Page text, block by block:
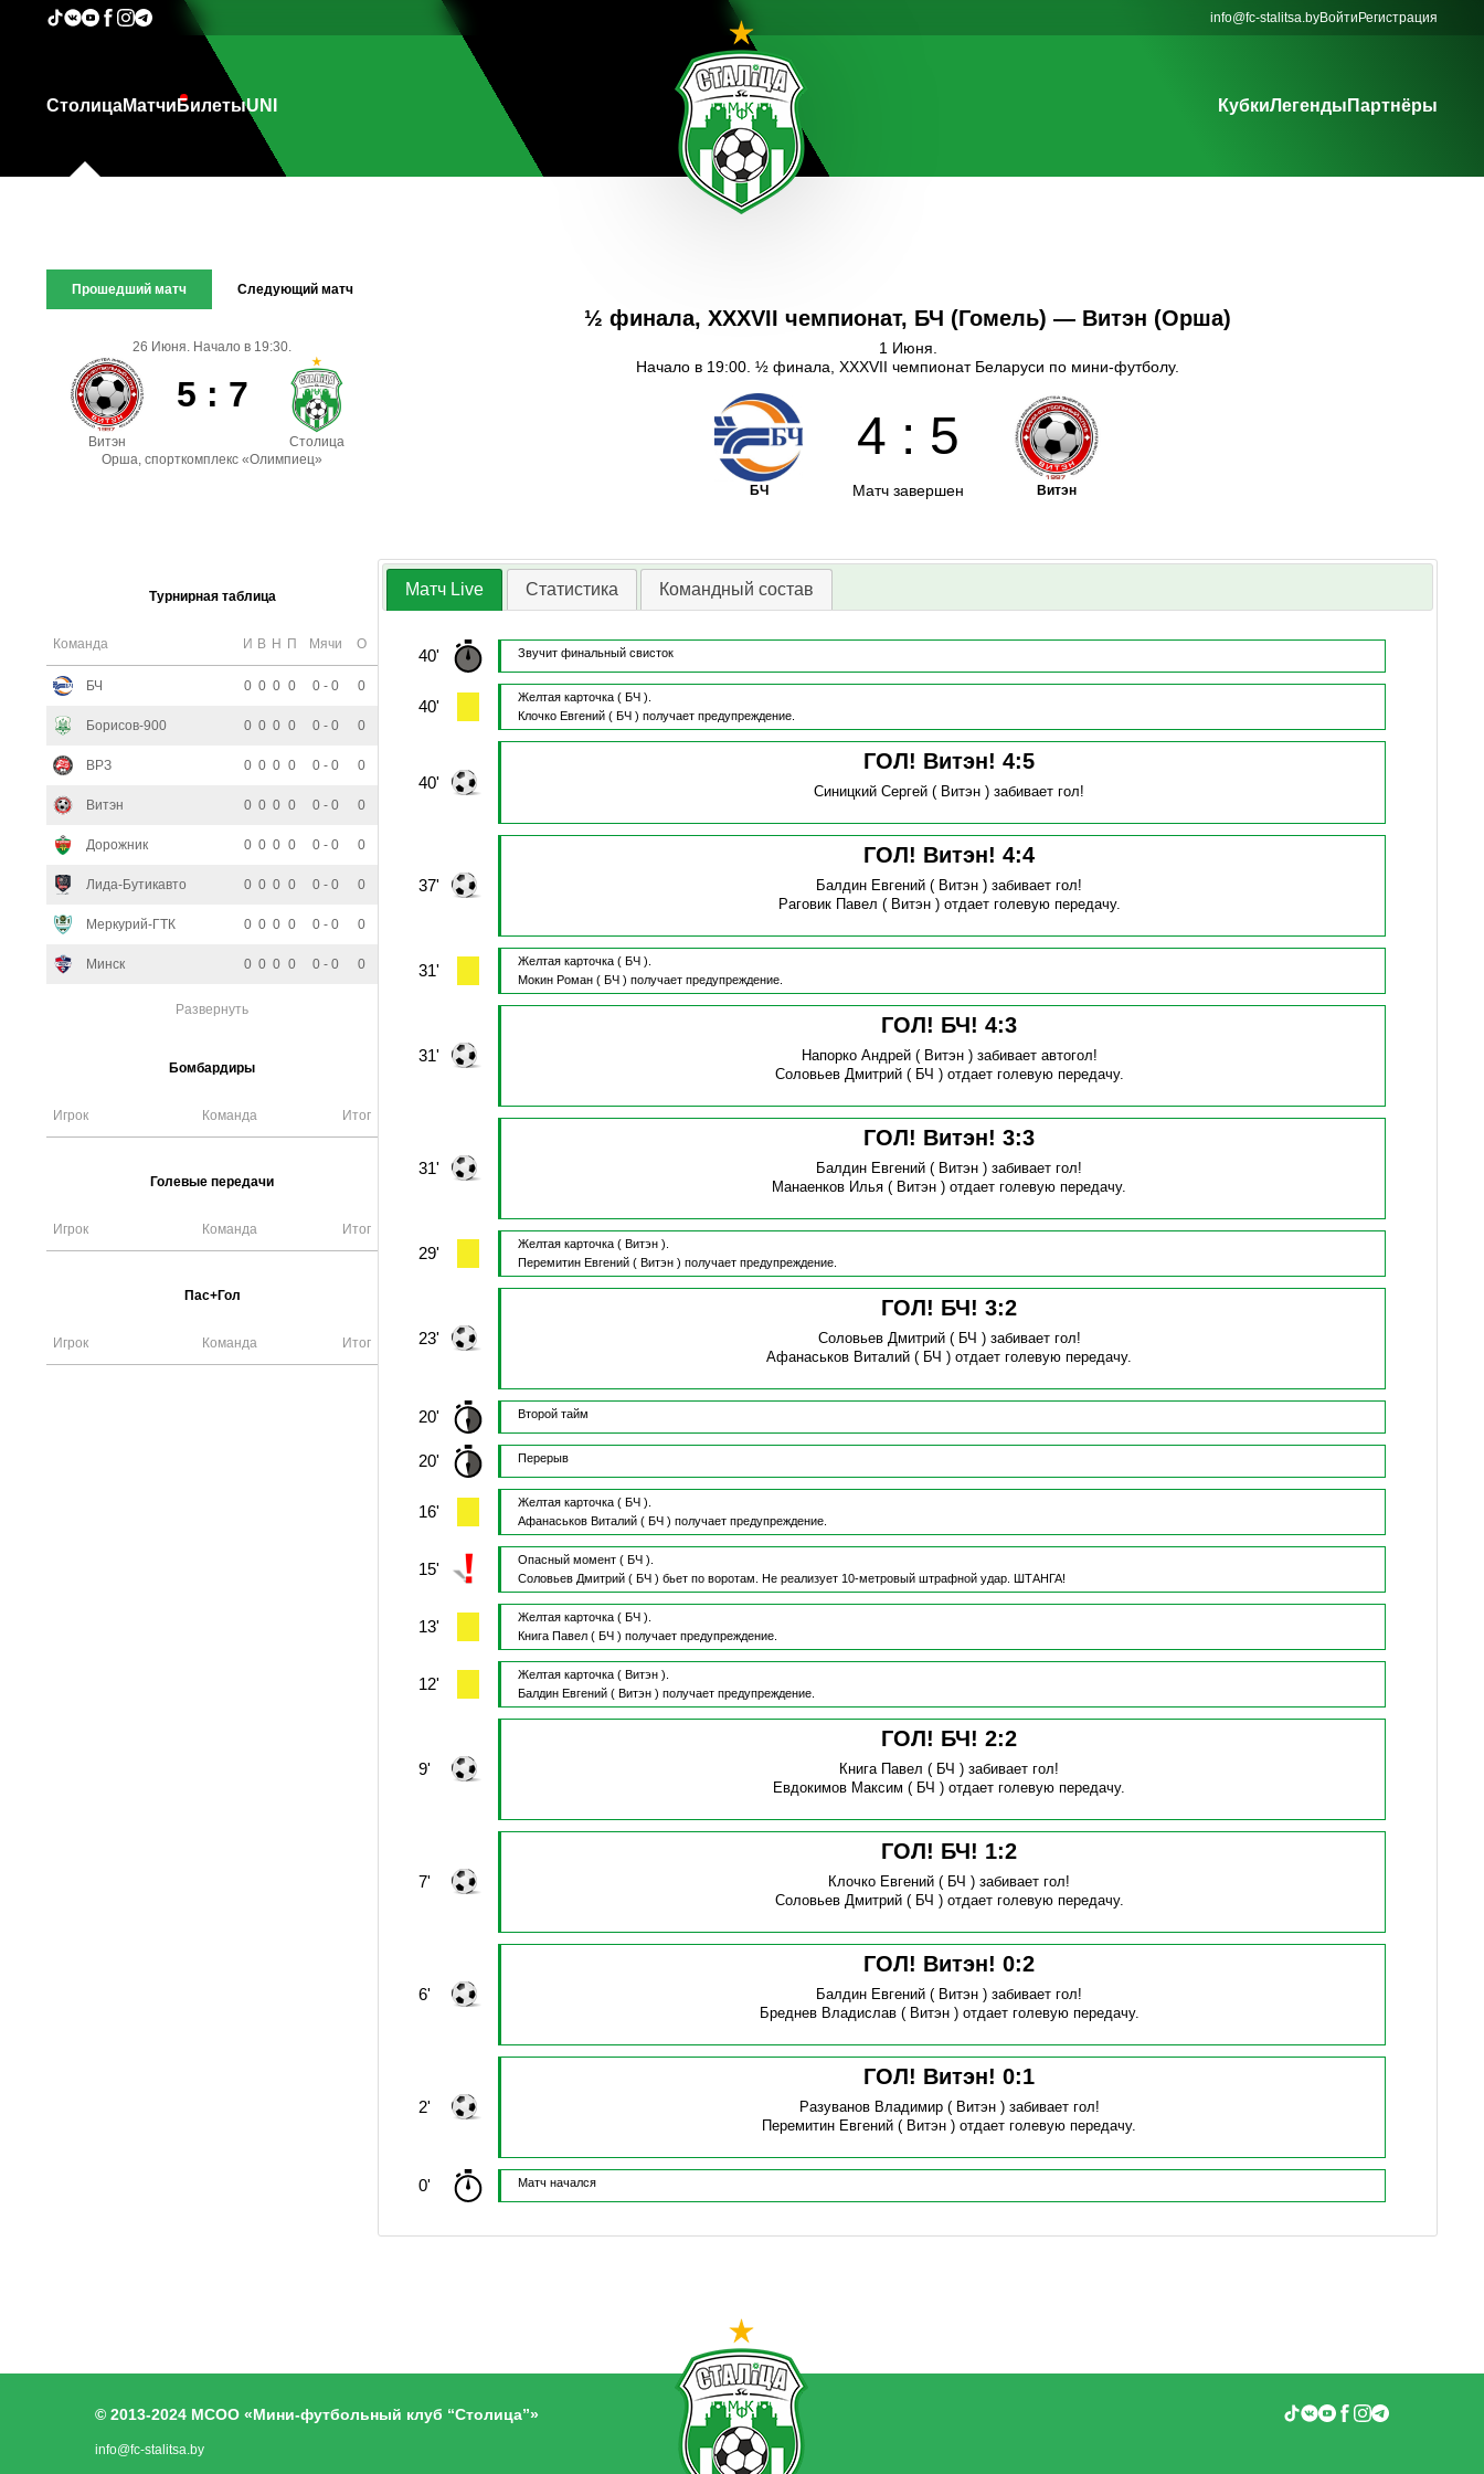
info@fc-stalitsa.byВойти Регистрация
СтолицаМатчи БилетыUNI КубкиЛегенды Партнёры
Прошедший матч Следующий матч
26 Июня. Начало в 19:30.
5 : 7
Витэн
Столица
Орша, спорткомплекс «Олимпиец»
Турнирная таблица
Команда И В Н П Мячи О
БЧ 0 0 0 0 0 - 0 0
Борисов-900 0 0 0 0 0 - 0 0
ВРЗ 0 0 0 0 0 - 0 0
Витэн 0 0 0 0 0 - 0 0
Дорожник 0 0 0 0 0 - 0 0
Лида-Бутикавто 0 0 0 0 0 - 0 0
Меркурий-ГТК 0 0 0 0 0 - 0 0
Минск 0 0 0 0 0 - 0 0
Развернуть
Бомбардиры
Игрок Команда Итог
Голевые передачи
Игрок Команда Итог
Пас+Гол
Игрок Команда Итог
½ финала, XXXVII чемпионат, БЧ (Гомель) — Витэн (Орша)
1 Июня.
Начало в 19:00. ½ финала, XXXVII чемпионат Беларуси по мини-футболу.
БЧ
4 : 5
Матч завершен Витэн
Матч Live Статистика Командный состав
40' Звучит финальный свисток
40' Желтая карточка ( БЧ ).
Клочко Евгений( БЧ ) получает предупреждение.
40'
ГОЛ! Витэн!4:5
Синицкий Сергей ( Витэн )забивает гол!
37'
ГОЛ! Витэн!4:4
Балдин Евгений ( Витэн )забивает гол!
Раговик Павел ( Витэн ) отдает голевую передачу.
31' Желтая карточка ( БЧ ).
Мокин Роман( БЧ ) получает предупреждение.
31'
ГОЛ! БЧ!4:3
Напорко Андрей( Витэн ) забивает автогол!
Соловьев Дмитрий( БЧ ) отдает голевую передачу.
31'
ГОЛ! Витэн!3:3
Балдин Евгений ( Витэн )забивает гол!
Манаенков Илья ( Витэн )отдает голевую передачу.
29' Желтая карточка ( Витэн ).
Перемитин Евгений( Витэн ) получает предупреждение.
23'
ГОЛ! БЧ!3:2
Соловьев Дмитрий( БЧ ) забивает гол!
Афанаськов Виталий ( БЧ )отдает голевую передачу.
20' Второй тайм
20' Перерыв
16' Желтая карточка ( БЧ ).
Афанаськов Виталий( БЧ ) получает предупреждение.
15' Опасный момент ( БЧ ).
Соловьев Дмитрий( БЧ ) бьет по воротам. Не реализует 10-метровый штрафной удар. ШТАНГА!
13' Желтая карточка ( БЧ ).
Книга Павел( БЧ ) получает предупреждение.
12' Желтая карточка ( Витэн ).
Балдин Евгений( Витэн ) получает предупреждение.
9'
ГОЛ! БЧ!2:2
Книга Павел ( БЧ )забивает гол!
Евдокимов Максим ( БЧ )отдает голевую передачу.
7'
ГОЛ! БЧ! 1:2
Клочко Евгений ( БЧ )забивает гол!
Соловьев Дмитрий( БЧ ) отдает голевую передачу.
6'
ГОЛ! Витэн!0:2
Балдин Евгений ( Витэн )забивает гол!
Бреднев Владислав( Витэн ) отдает голевую передачу.
2'
ГОЛ! Витэн!0:1
Разуванов Владимир( Витэн ) забивает гол!
Перемитин Евгений ( Витэн )отдает голевую передачу.
0' Матч начался
© 2013-2024 МСОО «Мини-футбольный клуб “Столица”»
info@fc-stalitsa.by